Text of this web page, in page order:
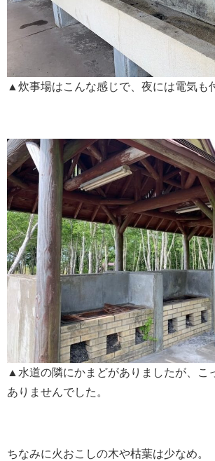
▲炊事場はこんな感じで、夜には電気も
▲水道の隣にかまどがありましたが、こ
ありませんでした。
ちなみに火おこしの木や枯葉は少なめ。